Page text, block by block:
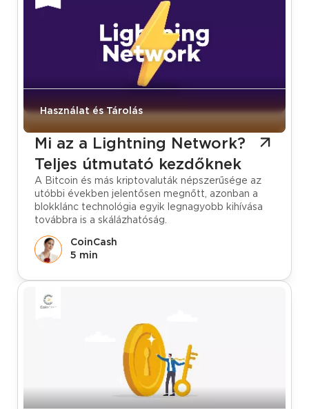
Használat és Tárolás
Mi az a Lightning Network?
Teljes útmutató kezdőknek
A Bitcoin és más kriptovaluták népszerűsége az
utóbbi években jelentősen megnőtt, azonban a
blokklánc technológia egyik legnagyobb kihívása
továbbra is a skálázhatóság.
CoinCash
5 min